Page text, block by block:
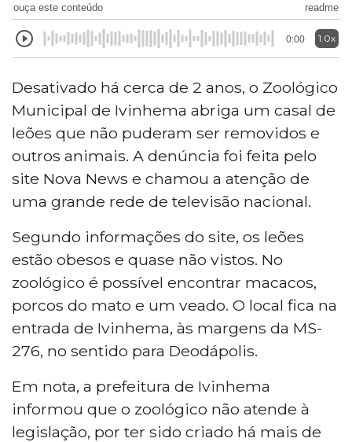
ouça este conteúdo readme
0:00 1.0x
Desativado há cerca de 2 anos, o Zoológico
Municipal de Ivinhema abriga um casal de
leões que não puderam ser removidos e
outros animais. A denúncia foi feita pelo
site Nova News e chamou a atenção de
uma grande rede de televisão nacional.
Segundo informações do site, os leões
estão obesos e quase não vistos. No
zoológico é possível encontrar macacos,
porcos do mato e um veado. O local fica na
entrada de Ivinhema, às margens da MS-
276, no sentido para Deodápolis.
Em nota, a prefeitura de Ivinhema
informou que o zoológico não atende à
legislação, por ter sido criado há mais de